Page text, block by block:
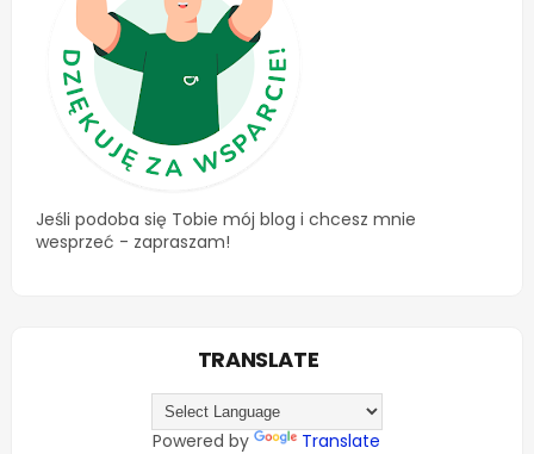
Jeśli podoba się Tobie mój blog i chcesz mnie
wesprzeć - zapraszam!
TRANSLATE
Powered by Translate